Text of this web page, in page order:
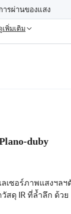
ารผ่านของแสง
เพิ่มเติม
duby
เซอร์ภาพแสงฯลฯ
สดุ IR ที่ล้ำลึก ด้วย